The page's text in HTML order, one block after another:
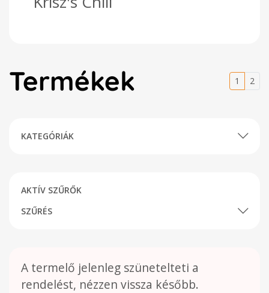
Termékek 1 2
KATEGÓRIÁK
AKTÍV SZŰRŐK
SZŰRÉS
A termelő jelenleg szünetelteti a
rendelést, nézzen vissza később.